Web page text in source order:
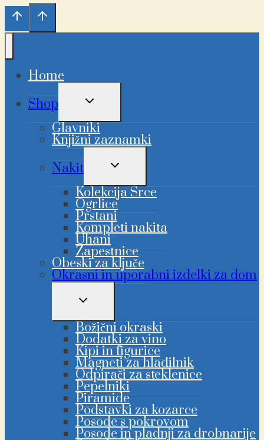
Home
Shop
PREKLAPLJANJE
MENIJA
Glavniki
Knjižni zaznamki
Nakit
PREKLAPLJANJE
MENIJA
Kolekcija Srce
Ogrlice
Prstani
Kompleti nakita
Uhani
Zapestnice
Obeski za ključe
Okrasni in uporabni izdelki za dom
PREKLAPLJANJE
MENIJA
Božični okraski
Dodatki za vino
Kipi in figurice
Magneti za hladilnik
Odpirači za steklenice
Pepelniki
Piramide
Podstavki za kozarce
Posode s pokrovom
Posode in pladnji za drobnarije